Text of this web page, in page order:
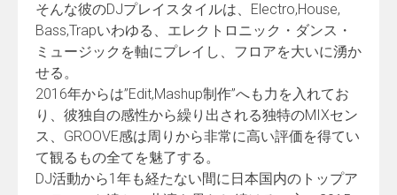
そんな彼のDJプレイスタイルは、Electro,House,
Bass,Trapいわゆる、エレクトロニック・ダンス・
ミュージックを軸にプレイし、フロアを大いに湧か
せる。
2016年からは”Edit,Mashup制作”へも力を入れてお
り、 彼独自の感性から繰り出される独特のMIXセン
ス、 GROOVE感は周りから非常に高い評価を得てい
て観るもの全て を魅了する。
DJ活動から1年も経たない間に日本国内のトップア